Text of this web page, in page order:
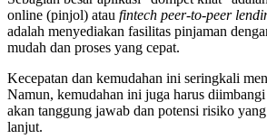
online (pinjol) atau fintech peer-to-peer
adalah menyediakan fasilitas pinjaman
mudah dan proses yang cepat.
Kecepatan dan kemudahan ini seringkali
Namun, kemudahan ini juga harus diimbangi
akan tanggung jawab dan potensi risiko
lanjut.